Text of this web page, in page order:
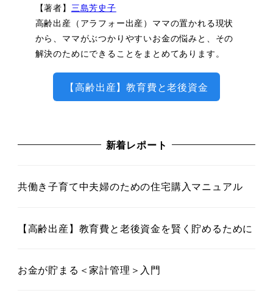
【著者】 三島芳史子
高齢出産（アラフォー出産）ママの置かれる現状
から、ママがぶつかりやすいお金の悩みと、その
解決のためにできることをまとめてあります。
【高齢出産】教育費と老後資金
新着レポート
共働き子育て中夫婦のための住宅購入マニュアル
【高齢出産】教育費と老後資金を賢く貯めるために
お金が貯まる＜家計管理＞入門